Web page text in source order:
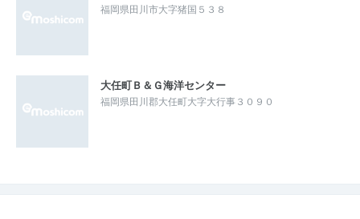
福岡県田川市大字猪国５３８
大任町Ｂ＆Ｇ海洋センター
福岡県田川郡大任町大字大行事３０９０